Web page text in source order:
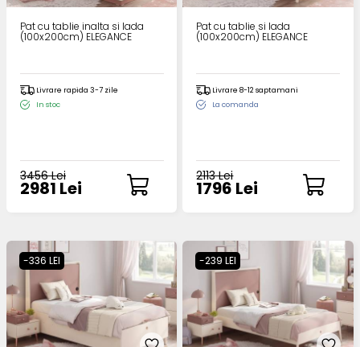
Pat cu tablie inalta si lada
(100x200cm) ELEGANCE
Livrare rapida 3-7 zile
In stoc
3456 Lei
2981 Lei
Pat cu tablie si lada
(100x200cm) ELEGANCE
Livrare 8-12 saptamani
La comanda
2113 Lei
1796 Lei
-336 LEI -239 LEI